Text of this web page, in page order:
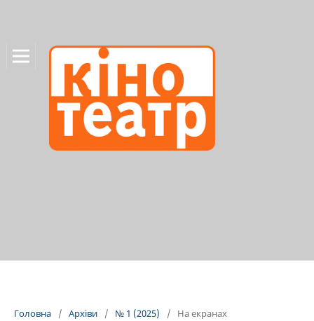
Головна / Архіви / № 1 (2025) / На екранах